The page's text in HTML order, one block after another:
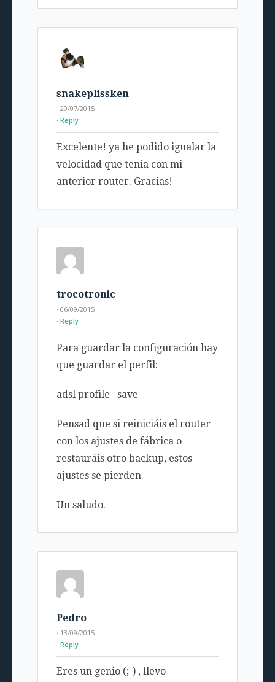
snakeplissken
· 29/07/2015
Reply
Excelente! ya he podido igualar la
velocidad que tenia con mi
anterior router. Gracias!
trocotronic
· 06/09/2015
Reply
Para guardar la configuración hay
que guardar el perfil:
adsl profile –save
Pensad que si reiniciáis el router
con los ajustes de fábrica o
restauráis otro backup, estos
ajustes se pierden.
Un saludo.
Pedro
· 13/09/2015
Reply
Eres un genio (;-) , llevo